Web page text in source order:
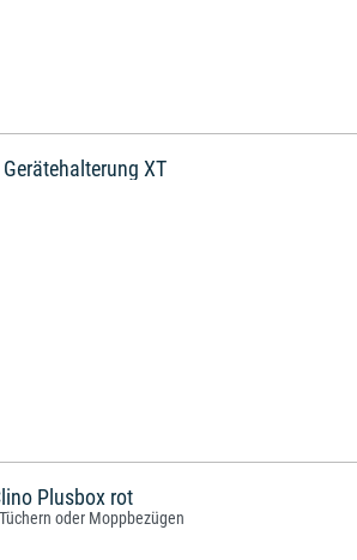
XT
Plusbox rot
oder Moppbezügen